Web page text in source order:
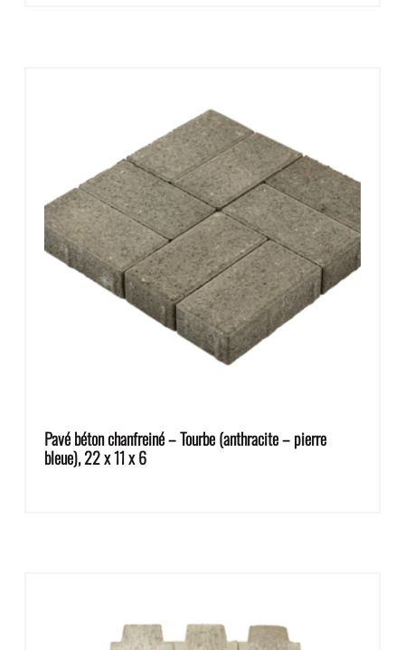
Pavé béton chanfreiné – Tourbe (anthracite – pierre
bleue), 22 x 11 x 6